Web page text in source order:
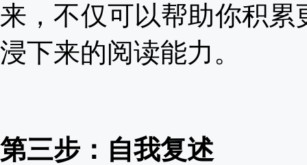
来，不仅可以帮助你积
浸下来的阅读能力。
第三步：自我复述